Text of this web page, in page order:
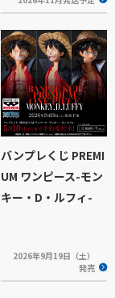
バンプレくじ PREMI
UM ワンピース-モン
キー・D・ルフィ-
2026年9月19日（土）
発売